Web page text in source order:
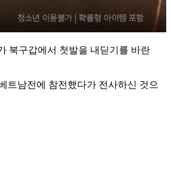
북구갑에서 첫발을 내딛기를 바란
트남전에 참전했다가 전사하신 것으